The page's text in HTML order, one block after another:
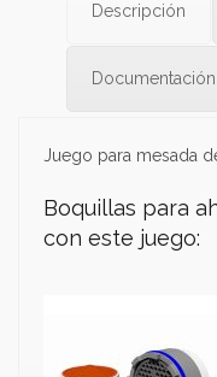
Descripción
Documentación
Juego para mesada
Boquillas para
con este juego: